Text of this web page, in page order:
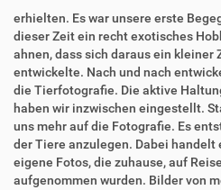
erhielten. Es war unsere erste
dieser Zeit ein recht exotisches
ahnen, dass sich daraus ein kleiner
entwickelte. Nach und nach
die Tierfotografie. Die aktive
haben wir inzwischen eingestellt.
uns mehr auf die Fotografie. Es
der Tiere anzulegen. Dabei handelt
eigene Fotos, die zuhause, auf
aufgenommen wurden. Bilder von